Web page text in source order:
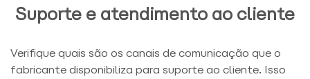
Suporte e atendimento ao cliente
Verifique quais são os canais de comunicação que o
fabricante disponibiliza para suporte ao cliente. Isso